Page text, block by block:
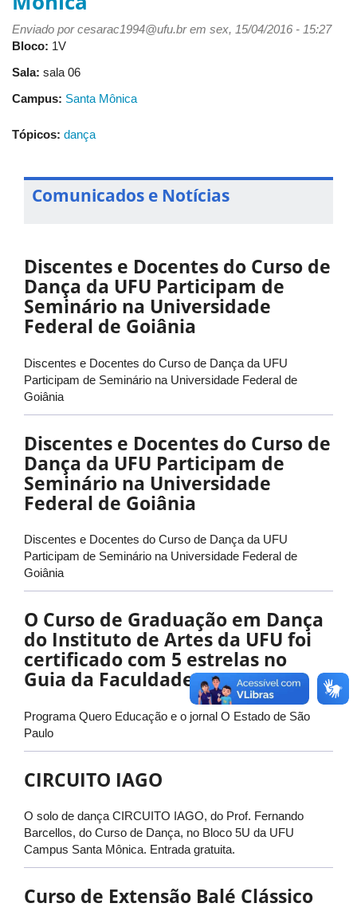
Enviado porcesarac1994@ufu.brem sex, 15/04/2016 - 15:27
Bloco: 1V
Sala: sala 06
Campus: Santa Mônica
Tópicos: dança
Comunicados e Notícias
Discentes e Docentes do Curso de
Dança da UFU Participam de
Seminário na Universidade
Federal de Goiânia
Discentes e Docentes do Curso de Dança da UFU
Participam de Seminário na Universidade Federal de
Goiânia
Discentes e Docentes do Curso de
Dança da UFU Participam de
Seminário na Universidade
Federal de Goiânia
Discentes e Docentes do Curso de Dança da UFU
Participam de Seminário na Universidade Federal de
Goiânia
O Curso de Graduação em Dança
do Instituto de Artes da UFU foi
certificado com 5 estrelas no
Guia da Faculdade
Programa Quero Educação e o jornal O Estado de São
Paulo
CIRCUITO IAGO
O solo de dança CIRCUITO IAGO, do Prof. Fernando
Barcellos, do Curso de Dança, no Bloco 5U da UFU
Campus Santa Mônica. Entrada gratuita.
Curso de Extensão Balé Clássico